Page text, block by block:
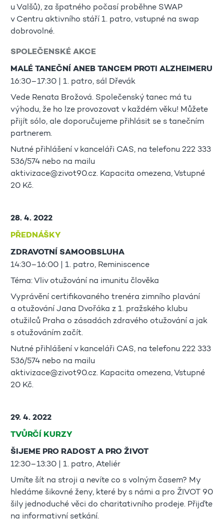
u Valšů), za špatného počasí proběhne SWAP
v Centru aktivního stáří 1. patro, vstupné na swap
dobrovolné.
SPOLEČENSKÉ AKCE
MALÉ TANEČNÍ ANEB TANCEM PROTI ALZHEIMERU
16:30–17:30 | 1. patro, sál Dřevák
Vede Renata Brožová. Společenský tanec má tu
výhodu, že ho lze provozovat v každém věku! Můžete
přijít sólo, ale doporučujeme přihlásit se s tanečním
partnerem.
Nutné přihlášení v kanceláři CAS, na telefonu 222 333
536/574 nebo na mailu
aktivizace@zivot90.cz. Kapacita omezena, Vstupné
20 Kč.
28. 4. 2022
PŘEDNÁŠKY
ZDRAVOTNÍ SAMOOBSLUHA
14:30–16:00 | 1. patro, Reminiscence
Téma: Vliv otužování na imunitu člověka
Vyprávění certifikovaného trenéra zimního plavání
a otužování Jana Dvořáka z 1. pražského klubu
otužilců Praha o zásadách zdravého otužování a jak
s otužováním začít.
Nutné přihlášení v kanceláři CAS, na telefonu 222 333
536/574 nebo na mailu
aktivizace@zivot90.cz. Kapacita omezena, Vstupné
20 Kč.
29. 4. 2022
TVŮRČÍ KURZY
ŠIJEME PRO RADOST A PRO ŽIVOT
12:30–13:30 | 1. patro, Ateliér
Umíte šít na stroji a nevíte co s volným časem? My
hledáme šikovné ženy, které by s námi a pro ŽIVOT 90
šily jednoduché věci do charitativního prodeje. Přijďte
na informativní setkání.